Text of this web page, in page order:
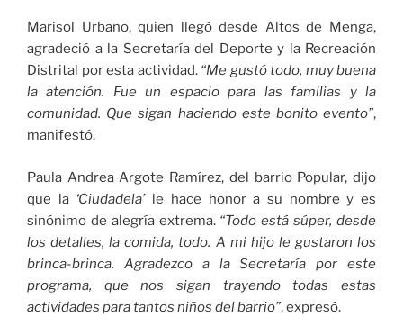
Marisol Urbano, quien llegó desde Altos de Menga,
agradeció a la Secretaría del Deporte y la Recreación
Distrital por esta actividad. “Me gustó todo, muy buena
la atención. Fue un espacio para las familias y la
comunidad. Que sigan haciendo este bonito evento”,
manifestó.
Paula Andrea Argote Ramírez, del barrio Popular, dijo
que la ‘Ciudadela’ le hace honor a su nombre y es
sinónimo de alegría extrema.“Todo está súper, desde
los detalles, la comida, todo. A mi hijo le gustaron los
brinca-brinca. Agradezco a la Secretaría por este
programa, que nos sigan trayendo todas estas
actividades para tantos niños del barrio”, expresó.